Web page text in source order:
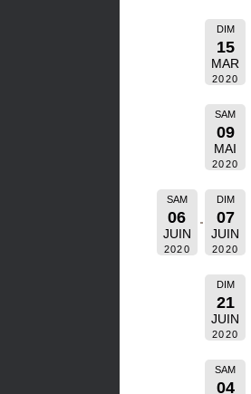
DIM
15
MAR
2020
SAM
09
MAI
2020
SAM
06
JUIN
2020
DIM
07
JUIN
2020
DIM
21
JUIN
2020
SAM
04